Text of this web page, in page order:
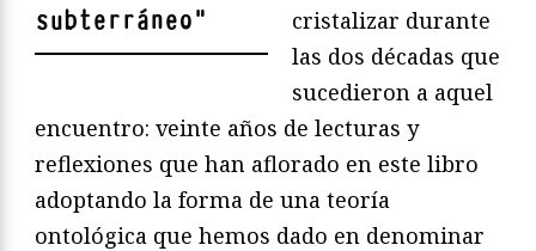
subterráneo"
cristalizar durante
las dos décadas que
sucedieron a aquel
encuentro: veinte años de lecturas y
reflexiones que han aflorado en este libro
adoptando la forma de una teoría
ontológica que hemos dado en denominar